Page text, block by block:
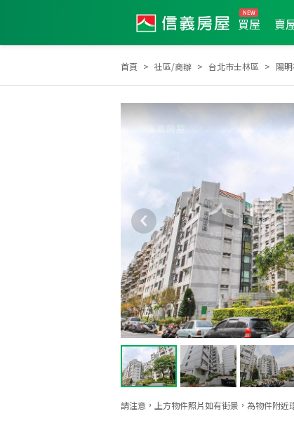
買屋 賣
首頁 社區/商辦 台北市士林區 陽
請注意，上方物件照片如有街景，為物件附近
2012年第3季度服務品質獎 2026年3月區成